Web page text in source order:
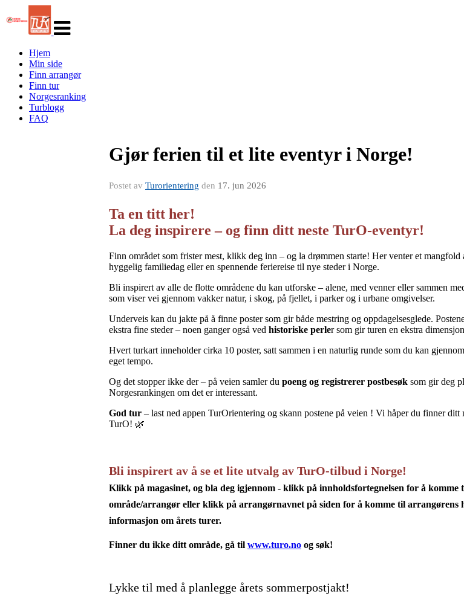
navigasjon
Hjem
Min side
Finn arrangør
Finn tur
Norgesranking
Turblogg
FAQ
Gjør ferien til et lite eventyr i Norge!
Postet av Turorientering den 17. jun 2026
Ta en titt her!
La deg inspirere – og finn ditt neste TurO-eventyr!
Finn området som frister mest, klikk deg inn – og la drømmen starte! Her venter et
hyggelig familiedag eller en spennende feriereise til nye steder i Norge.
Bli inspirert av alle de flotte områdene du kan utforske – alene, med venner eller sammen
som viser vei gjennom vakker natur, i skog, på fjellet, i parker og i urbane omgivelser.
Underveis kan du jakte på å finne poster som gir både mestring og oppdagelsesglede.
ekstra fine steder – noen ganger også ved historiske perler som gir turen en ekstra
Hvert turkart inneholder cirka 10 poster, satt sammen i en naturlig runde som du kan
eget tempo.
Og det stopper ikke der – på veien samler du poeng og registrerer postbesøk som gir deg
Norgesrankingen om det er interessant.
God tur – last ned appen TurOrientering og skann postene på veien ! Vi håper du finner ditt
TurO! 🌿
Bli inspirert av å se et lite utvalg av TurO-tilbud i Norge!
Klikk på magasinet, og bla deg igjennom - klikk på innholdsfortegnelsen for å komme
område/arrangør eller klikk på arrangørnavnet på siden for å komme til arrangørens
informasjon om årets turer.
Finner du ikke ditt område, gå til www.turo.no og søk!
Lykke til med å planlegge årets sommerpostjakt!